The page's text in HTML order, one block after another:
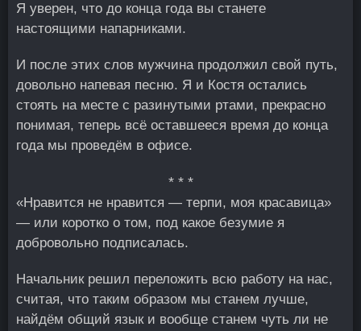
Я уверен, что до конца года вы станете
настоящими напарниками.
И после этих слов мужчина продолжил свой путь,
довольно напевая песню. Я и Костя остались
стоять на месте с разинутыми ртами, прекрасно
понимая, теперь всё оставшееся время до конца
года мы проведём в офисе.
* * *
«Нравится не нравится — терпи, моя красавица»
— или коротко о том, под какое безумие я
добровольно подписалась.
Начальник решил переложить всю работу на нас,
считая, что таким образом мы станем лучше,
найдём общий язык и вообще станем чуть ли не